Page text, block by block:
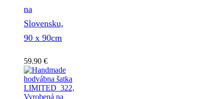
na
Slovensku,
90 x 90cm
59.90 €